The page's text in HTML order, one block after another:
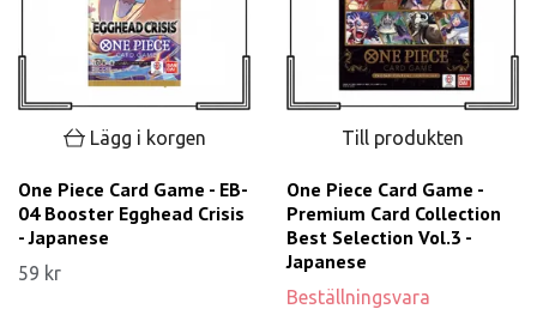
Lägg i korgen
One Piece Card Game - EB-
04 Booster Egghead Crisis
- Japanese
59 kr
Till produkten
One Piece Card Game -
Premium Card Collection
Best Selection Vol.3 -
Japanese
Beställningsvara